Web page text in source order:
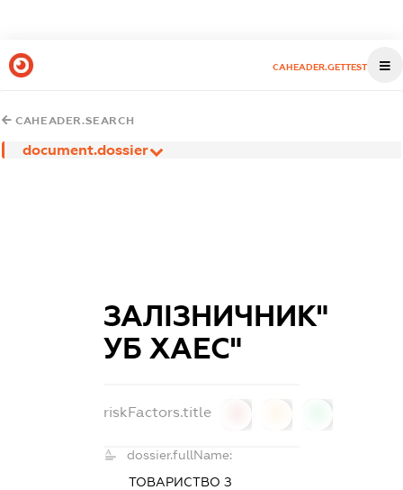
CAHEADER.GETTEST
CAHEADER.SEARCH
document.dossier
ЗАЛІЗНИЧНИК"
УБ ХАЕС"
riskFactors.title
dossier.fullName:
ТОВАРИСТВО З